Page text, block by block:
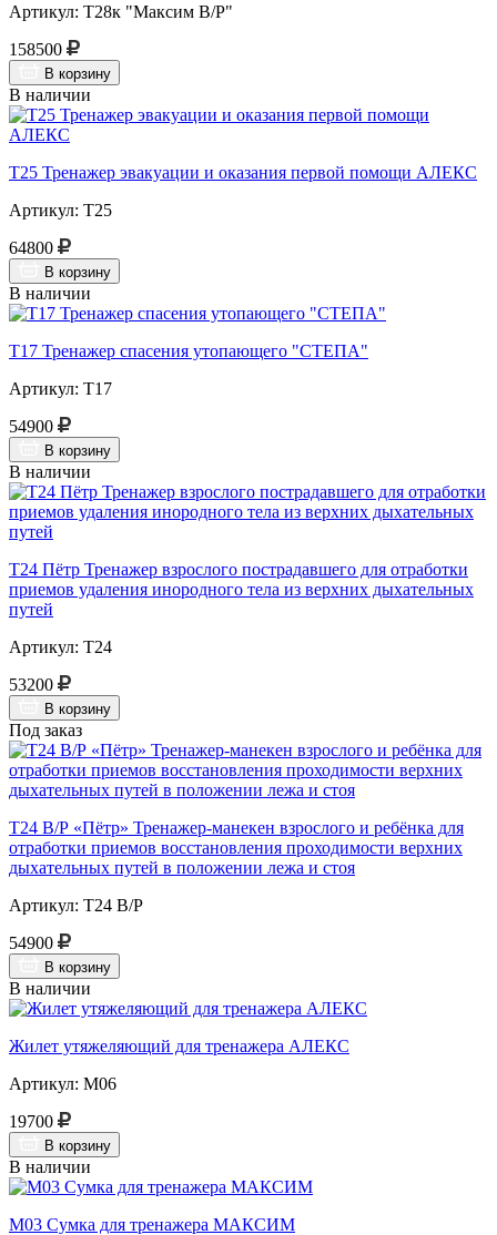
Артикул: Т28к "Максим В/Р"
158500
В корзину
В наличии
Т25 Тренажер эвакуации и оказания первой помощи АЛЕКС
Артикул: Т25
64800
В корзину
В наличии
Т17 Тренажер спасения утопающего "СТЕПА"
Артикул: Т17
54900
В корзину
В наличии
Т24 Пётр Тренажер взрослого пострадавшего для отработки
приемов удаления инородного тела из верхних дыхательных
путей
Артикул: Т24
53200
В корзину
Под заказ
Т24 В/Р «Пётр» Тренажер-манекен взрослого и ребёнка для
отработки приемов восстановления проходимости верхних
дыхательных путей в положении лежа и стоя
Артикул: Т24 В/Р
54900
В корзину
В наличии
Жилет утяжеляющий для тренажера АЛЕКС
Артикул: М06
19700
В корзину
В наличии
М03 Сумка для тренажера МАКСИМ